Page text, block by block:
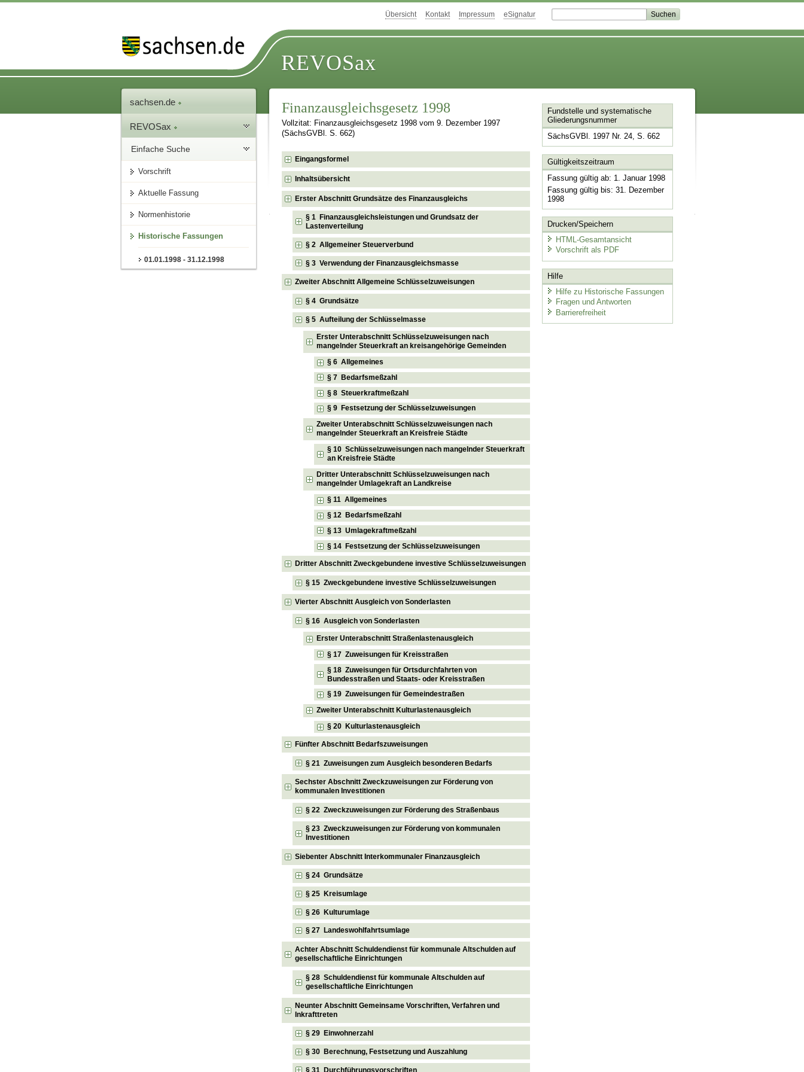
Übersicht Kontakt Impressum eSignatur
REVOSax
sachsen.de
REVOSax
Einfache Suche
Vorschrift
Aktuelle Fassung
Normenhistorie
Historische Fassungen
01.01.1998 - 31.12.1998
Finanzausgleichsgesetz 1998
Vollzitat: Finanzausgleichsgesetz 1998 vom 9. Dezember 1997
(SächsGVBl. S. 662)
Eingangsformel
Inhaltsübersicht
Erster Abschnitt Grundsätze des Finanzausgleichs
§ 1 Finanzausgleichsleistungen und Grundsatz der
Lastenverteilung
§ 2 Allgemeiner Steuerverbund
§ 3 Verwendung der Finanzausgleichsmasse
Zweiter Abschnitt Allgemeine Schlüsselzuweisungen
§ 4 Grundsätze
§ 5 Aufteilung der Schlüsselmasse
Erster Unterabschnitt Schlüsselzuweisungen nach
mangelnder Steuerkraft an kreisangehörige Gemeinden
§ 6 Allgemeines
§ 7 Bedarfsmeßzahl
§ 8 Steuerkraftmeßzahl
§ 9 Festsetzung der Schlüsselzuweisungen
Zweiter Unterabschnitt Schlüsselzuweisungen nach
mangelnder Steuerkraft an Kreisfreie Städte
§ 10 Schlüsselzuweisungen nach mangelnder Steuerkraft
an Kreisfreie Städte
Dritter Unterabschnitt Schlüsselzuweisungen nach
mangelnder Umlagekraft an Landkreise
§ 11 Allgemeines
§ 12 Bedarfsmeßzahl
§ 13 Umlagekraftmeßzahl
§ 14 Festsetzung der Schlüsselzuweisungen
Dritter Abschnitt Zweckgebundene investive Schlüsselzuweisungen
§ 15 Zweckgebundene investive Schlüsselzuweisungen
Vierter Abschnitt Ausgleich von Sonderlasten
§ 16 Ausgleich von Sonderlasten
Erster Unterabschnitt Straßenlastenausgleich
§ 17 Zuweisungen für Kreisstraßen
§ 18 Zuweisungen für Ortsdurchfahrten von
Bundesstraßen und Staats- oder Kreisstraßen
§ 19 Zuweisungen für Gemeindestraßen
Zweiter Unterabschnitt Kulturlastenausgleich
§ 20 Kulturlastenausgleich
Fünfter Abschnitt Bedarfszuweisungen
§ 21 Zuweisungen zum Ausgleich besonderen Bedarfs
Sechster Abschnitt Zweckzuweisungen zur Förderung von
kommunalen Investitionen
§ 22 Zweckzuweisungen zur Förderung des Straßenbaus
§ 23 Zweckzuweisungen zur Förderung von kommunalen
Investitionen
Siebenter Abschnitt Interkommunaler Finanzausgleich
§ 24 Grundsätze
§ 25 Kreisumlage
§ 26 Kulturumlage
§ 27 Landeswohlfahrtsumlage
Achter Abschnitt Schuldendienst für kommunale Altschulden auf
gesellschaftliche Einrichtungen
§ 28 Schuldendienst für kommunale Altschulden auf
gesellschaftliche Einrichtungen
Neunter Abschnitt Gemeinsame Vorschriften, Verfahren und
Inkrafttreten
§ 29 Einwohnerzahl
§ 30 Berechnung, Festsetzung und Auszahlung
§ 31 Durchführungsvorschriften
Fundstelle und systematische
Gliederungsnummer
SächsGVBl. 1997 Nr. 24, S. 662
Gültigkeitszeitraum
Fassung gültig ab: 1. Januar 1998
Fassung gültig bis: 31. Dezember
1998
Drucken/Speichern
HTML-Gesamtansicht
Vorschrift als PDF
Hilfe
Hilfe zu Historische Fassungen
Fragen und Antworten
Barrierefreiheit